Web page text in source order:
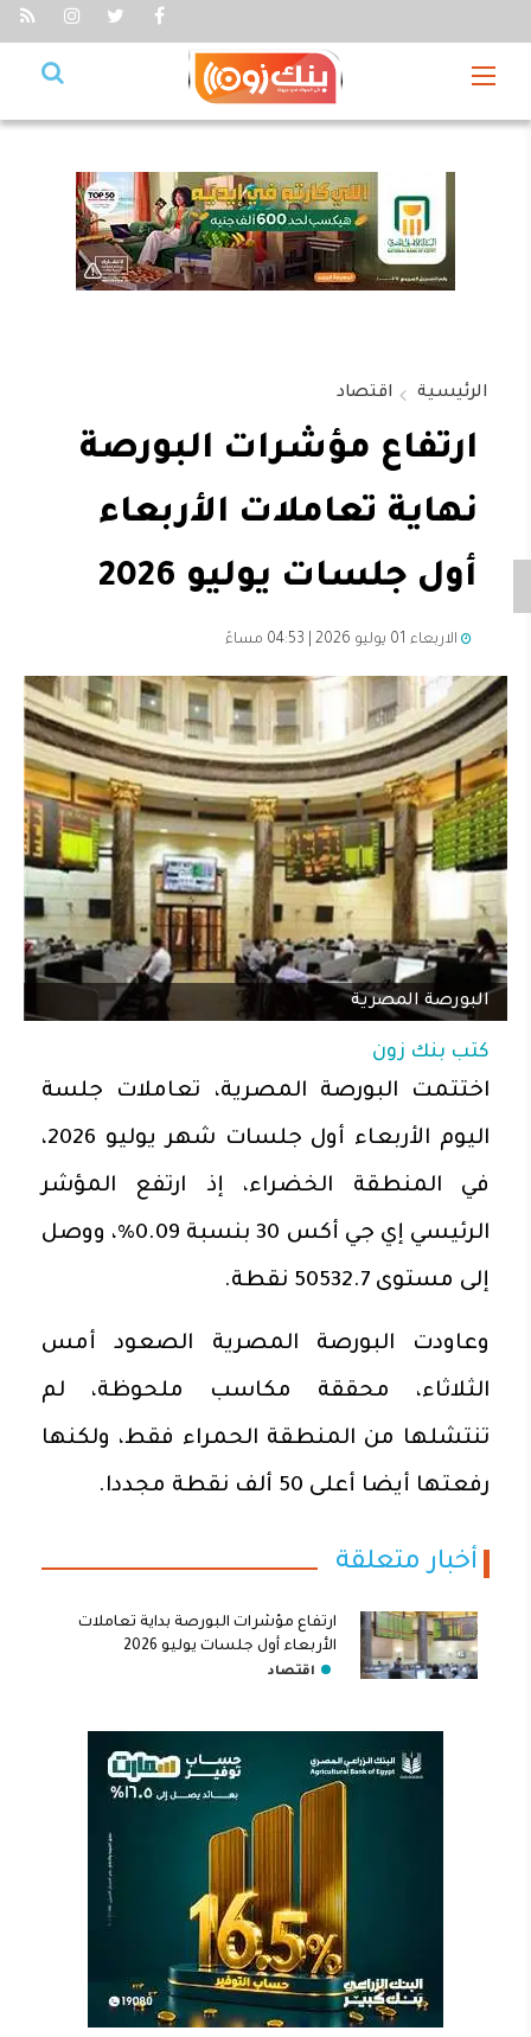
الرئيسية اقتصاد
ارتفاع مؤشرات البورصة
نهاية تعاملات الأربعاء
أول جلسات يوليو 2026
الاربعاء 01 يوليو 2026 | 04:53 مساءً
البورصة المصرية
كتب بنك زون
اختتمت البورصة المصرية، تعاملات جلسة
اليوم الأربعاء أول جلسات شهر يوليو 2026،
في المنطقة الخضراء، إذ ارتفع المؤشر
الرئيسي إي جي أكس 30 بنسبة 0.09%، ووصل
إلى مستوى 50532.7 نقطة.
وعاودت البورصة المصرية الصعود أمس
الثلاثاء، محققة مكاسب ملحوظة، لم
تنتشلها من المنطقة الحمراء فقط، ولكنها
رفعتها أيضا أعلى 50 ألف نقطة مجددا.
أخبار متعلقة
ارتفاع مؤشرات البورصة بداية تعاملات
الأربعاء أول جلسات يوليو 2026
اقتصاد